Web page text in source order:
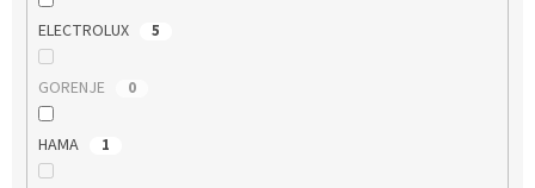
ELECTROLUX 5
GORENJE 0
HAMA 1